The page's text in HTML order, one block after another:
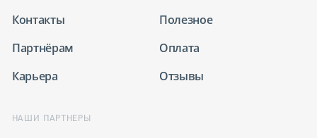
Контакты
Полезное
Партнёрам
Оплата
Карьера
Отзывы
НАШИ ПАРТНЕРЫ